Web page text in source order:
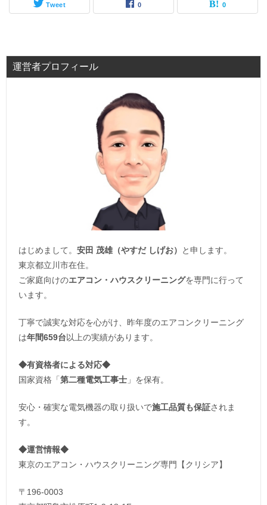
Tweet 0 0
運営者プロフィール
はじめまして。 安田 茂雄（やすだ しげお）
と申します。
東京都立川市在住。
ご家庭向けのエアコン・ハウスクリーニングを専門に行って
います。
丁寧で誠実な対応を心がけ、昨年度のエアコンクリーニング
は年間659台以上の実績があります。
◆有資格者による対応◆
国家資格「 第二種電気工事士 」を保有。
安心・確実な電気機器の取り扱いで施工品質も保証されま
す。
◆運営情報◆
東京のエアコン・ハウスクリーニング専門【クリシア】
〒196-0003